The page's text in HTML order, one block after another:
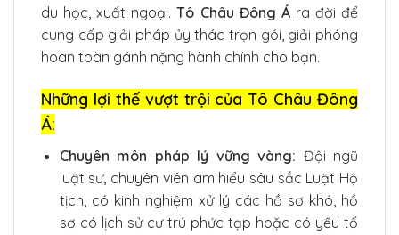
du học, xuất ngoại.Tô Châu Đông Ára đời để
cung cấp giải pháp ủy thác trọn gói, giải phóng
hoàn toàn gánh nặng hành chính cho bạn.
Những lợi thế vượt trội của Tô Châu Đông
Á:
Chuyên môn pháp lý vững vàng: Đội ngũ
luật sư, chuyên viên am hiểu sâu sắc Luật Hộ
tịch, có kinh nghiệm xử lý các hồ sơ khó, hồ
sơ có lịch sử cư trú phức tạp hoặc có yếu tố